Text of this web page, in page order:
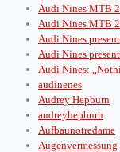
Audi Nines MTB
Audi Nines MTB
Audi Nines
Audi Nines
Audi Nines:
audinenes
Audrey Hepburn
audreyhepburn
Aufbaunotredame
Augenvermessung